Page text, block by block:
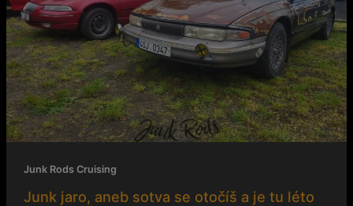
Junk Rods Cruising
Junk jaro, aneb sotva se otočíš a je tu léto
a
je
tu
léto